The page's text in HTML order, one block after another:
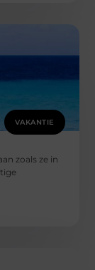
VAKANTIE
zoals ze in